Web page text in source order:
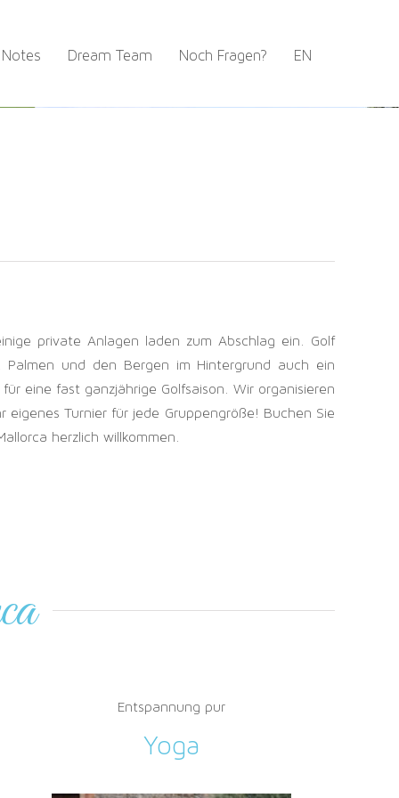
Dream Team Noch Fragen? EN
private Anlagen laden zum Abschlag ein. Golf
und den Bergen im Hintergrund auch ein
eine fast ganzjährige Golfsaison. Wir organisieren
Turnier für jede Gruppengröße! Buchen Sie
herzlich willkommen.
Entspannung pur
Yoga